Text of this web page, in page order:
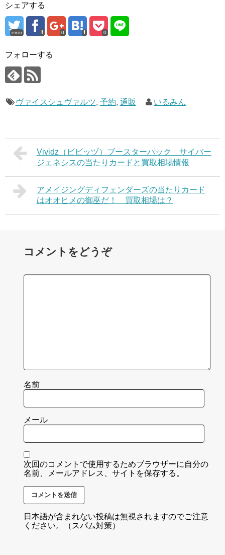
シェアする
error 0 0
フォローする
ヴァイスシュヴァルツ, 予約, 通販 いるみん
Vividz（ビビッヅ）ブースターパック サイバー
ジェネシスの当たりカードと買取相場情報
アメイジングディフェンダーズの当たりカード
はオオヒメの御巫だ！ 買取相場は？
コメントをどうぞ
名前
メール
次回のコメントで使用するためブラウザーに自分の
名前、メールアドレス、サイトを保存する。
日本語が含まれない投稿は無視されますのでご注意
ください。（スパム対策）